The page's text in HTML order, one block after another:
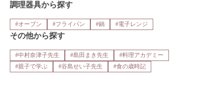
調理器具から探す
#オーブン #フライパン #鍋 #電子レンジ
その他から探す
#中村奈津子先生 #島田まき先生
#料理アカデミー
#親子で学ぶ
#谷島せい子先生 #食の歳時記